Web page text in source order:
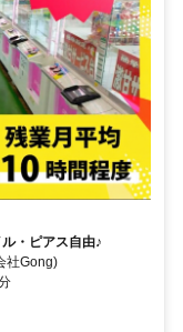
・ピアス自由♪
社Gong)